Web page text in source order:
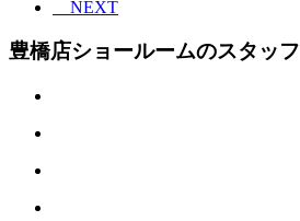
NEXT
豊橋店ショールームのスタッフ